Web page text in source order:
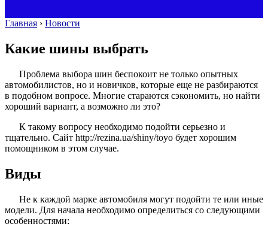
Главная › Новости
Какие шины выбрать
Проблема выбора шин беспокоит не только опытных
автомобилистов, но и новичков, которые еще не разбираются
в подобном вопросе. Многие стараются сэкономить, но найти
хороший вариант, а возможно ли это?
К такому вопросу необходимо подойти серьезно и
тщательно. Сайт http://rezina.ua/shiny/toyo будет хорошим
помощником в этом случае.
Виды
Не к каждой марке автомобиля могут подойти те или иные
модели. Для начала необходимо определиться со следующими
особенностями: